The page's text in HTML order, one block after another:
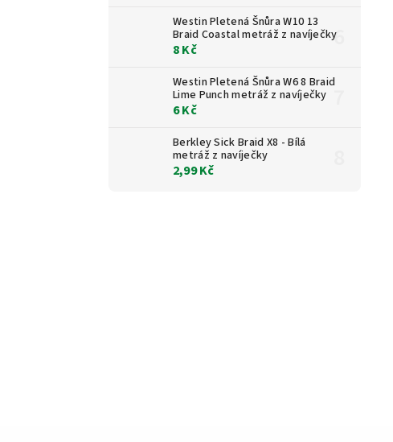
Westin Pletená Šnůra W10 13
Braid Coastal metráž z navíječky
8 Kč
Westin Pletená Šnůra W6 8 Braid
Lime Punch metráž z navíječky
6 Kč
Berkley Sick Braid X8 - Bílá
metráž z navíječky
2,99 Kč